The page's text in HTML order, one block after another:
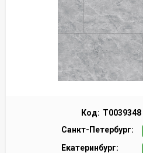
Код: Т0039348
Санкт-Петербург:
Екатеринбург: